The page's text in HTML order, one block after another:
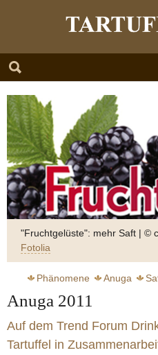
"Fruchtgelüste": mehr Saft | ©
Fotolia
Phänomene Anuga
Anuga 2011
Auf dem Trend Forum
Tartuffel in